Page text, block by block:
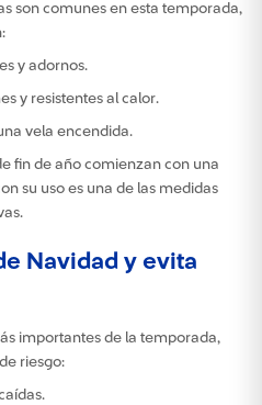
son comunes en esta temporada,
y adornos.
y resistentes al calor.
vela encendida.
fin de año comienzan con una
su uso es una de las medidas
Navidad y evita
importantes de la temporada,
riesgo: